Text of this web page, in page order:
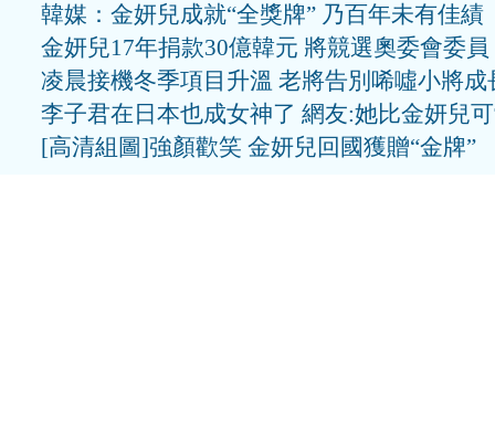
韓媒：金妍兒成就“全獎牌” 乃百年未有佳績
金妍兒17年捐款30億韓元 將競選奧委會委員
凌晨接機冬季項目升溫 老將告別唏噓小將成
李子君在日本也成女神了 網友:她比金妍兒
[高清組圖]強顏歡笑 金妍兒回國獲贈“金牌”